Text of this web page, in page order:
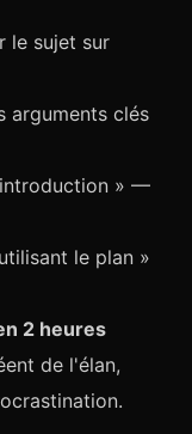
le sujet sur
arguments clés
» —
le plan »
2 heures
de l'élan,